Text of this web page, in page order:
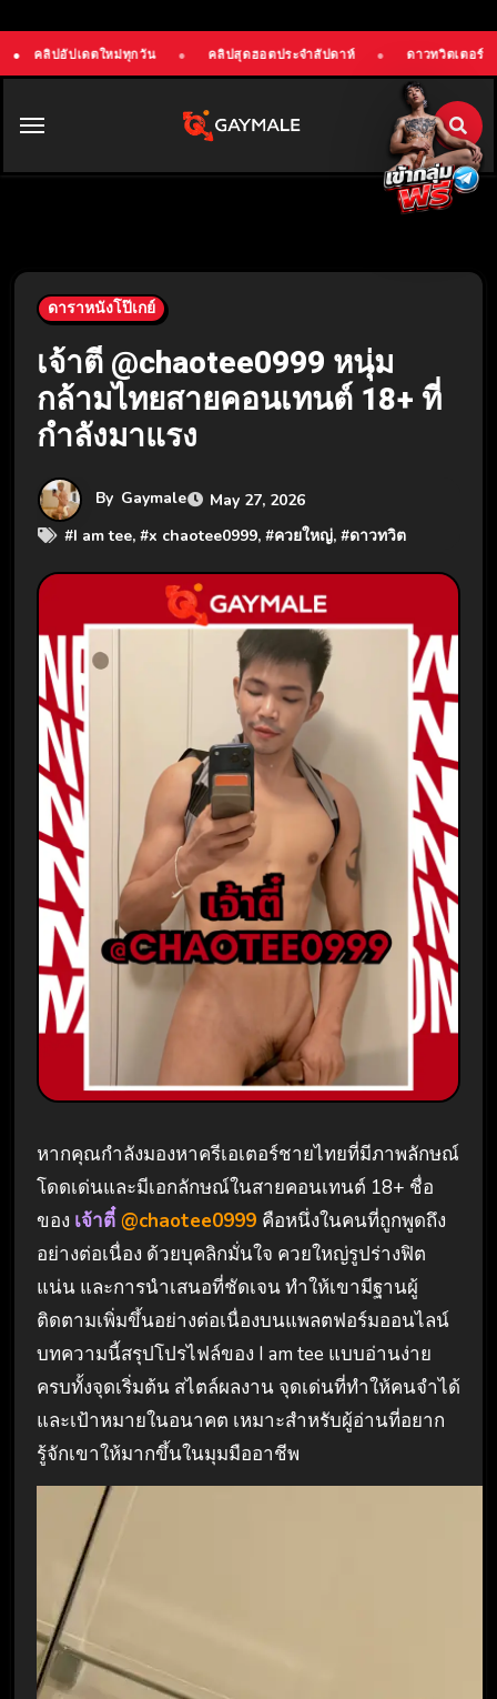
วัน ● คลิปสุดฮอตประจำสัปดาห์ ● ดาวทวิตเตอร์ ● ดาวติ๊กต๊อก
ดาราหนังโป๊เกย์
เจ้าตี๋ @chaotee0999 หนุ่ม
กล้ามไทยสายคอนเทนต์ 18+ ที่
กำลังมาแรง
By Gaymale
May 27, 2026
#I am tee, #x chaotee0999, #ควยใหญ่, #ดาวทวิต
หากคุณกำลังมองหาครีเอเตอร์ชายไทยที่มีภาพลักษณ์
โดดเด่นและมีเอกลักษณ์ในสายคอนเทนต์ 18+ ชื่อ
ของ เจ้าตี๋ @chaotee0999 คือหนึ่งในคนที่ถูกพูดถึง
อย่างต่อเนื่อง ด้วยบุคลิกมั่นใจ ควยใหญ่รูปร่างฟิต
แน่น และการนำเสนอที่ชัดเจน ทำให้เขามีฐานผู้
ติดตามเพิ่มขึ้นอย่างต่อเนื่องบนแพลตฟอร์มออนไลน์
บทความนี้สรุปโปรไฟล์ของ I am tee แบบอ่านง่าย
ครบทั้งจุดเริ่มต้น สไตล์ผลงาน จุดเด่นที่ทำให้คนจำได้
และเป้าหมายในอนาคต เหมาะสำหรับผู้อ่านที่อยาก
รู้จักเขาให้มากขึ้นในมุมมืออาชีพ